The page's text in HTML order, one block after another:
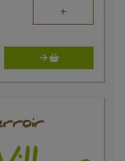
+